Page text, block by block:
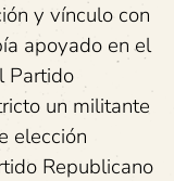
y vínculo con
apoyado en el
Partido
un militante
elección
Republicano